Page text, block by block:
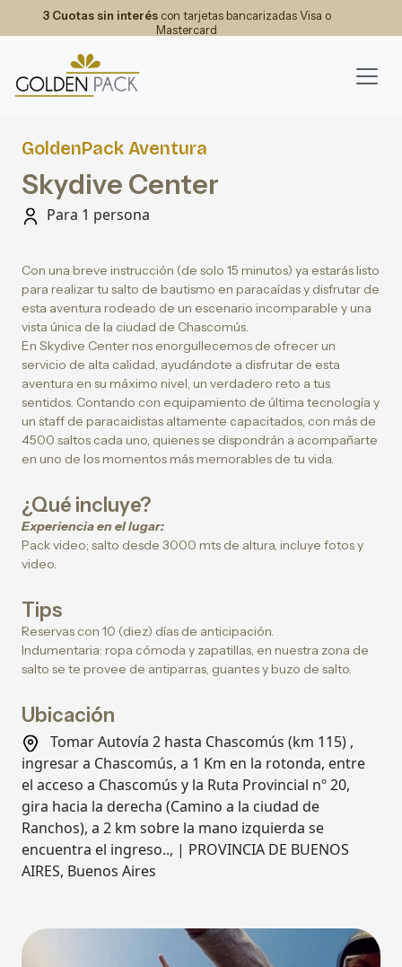
3 Cuotas sin interéscon tarjetas bancarizadas Visa o
Mastercard
GoldenPack Aventura
Skydive Center
Para 1 persona
Con una breve instrucción (de solo 15 minutos) ya estarás listo
para realizar tu salto de bautismo en paracaídas y disfrutar de
esta aventura rodeado de un escenario incomparable y una
vista única de la ciudad de Chascomús.
En Skydive Center nos enorgullecemos de ofrecer un
servicio de alta calidad, ayudándote a disfrutar de esta
aventura en su máximo nivel, un verdadero reto a tus
sentidos. Contando con equipamiento de última tecnología y
un staff de paracaidistas altamente capacitados, con más de
4500 saltos cada uno, quienes se dispondrán a acompañarte
en uno de los momentos más memorables de tu vida.
¿Qué incluye?
Experiencia en el lugar:
Pack video; salto desde 3000 mts de altura, incluye fotos y
video.
Tips
Reservas con 10 (diez) días de anticipación.
Indumentaria: ropa cómoda y zapatillas, en nuestra zona de
salto se te provee de antiparras, guantes y buzo de salto.
Ubicación
Tomar Autovía 2 hasta Chascomús (km 115) ,
ingresar a Chascomús, a 1 Km en la rotonda, entre
el acceso a Chascomús y la Ruta Provincial nº 20,
gira hacia la derecha (Camino a la ciudad de
Ranchos), a 2 km sobre la mano izquierda se
encuentra el ingreso.., | PROVINCIA DE BUENOS
AIRES, Buenos Aires